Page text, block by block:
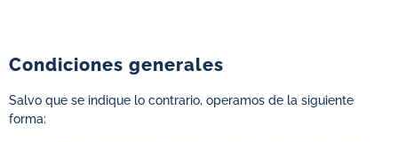
Condiciones generales
Salvo que se indique lo contrario, operamos de la siguiente
forma: